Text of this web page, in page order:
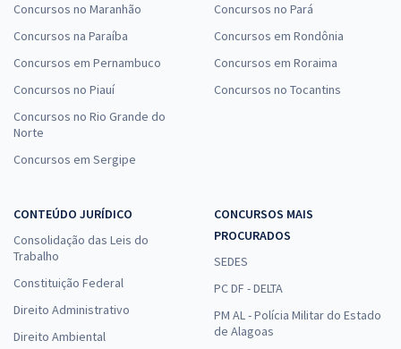
Concursos no Maranhão
Concursos na Paraíba
Concursos em Pernambuco
Concursos no Piauí
Concursos no Rio Grande do
Norte
Concursos em Sergipe
Concursos no Pará
Concursos em Rondônia
Concursos em Roraima
Concursos no Tocantins
CONTEÚDO JURÍDICO
Consolidação das Leis do
Trabalho
Constituição Federal
Direito Administrativo
Direito Ambiental
CONCURSOS MAIS
PROCURADOS
SEDES
PC DF - DELTA
PM AL - Polícia Militar do Estado
de Alagoas